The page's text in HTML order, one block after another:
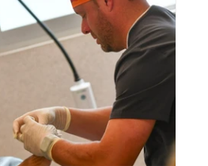
Familia sanmiguelense
Feria 2025